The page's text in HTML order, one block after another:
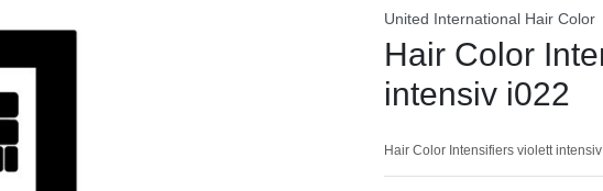
United International Hair Color
Hair Color
intensiv i022
Hair Color Intensifiers violett